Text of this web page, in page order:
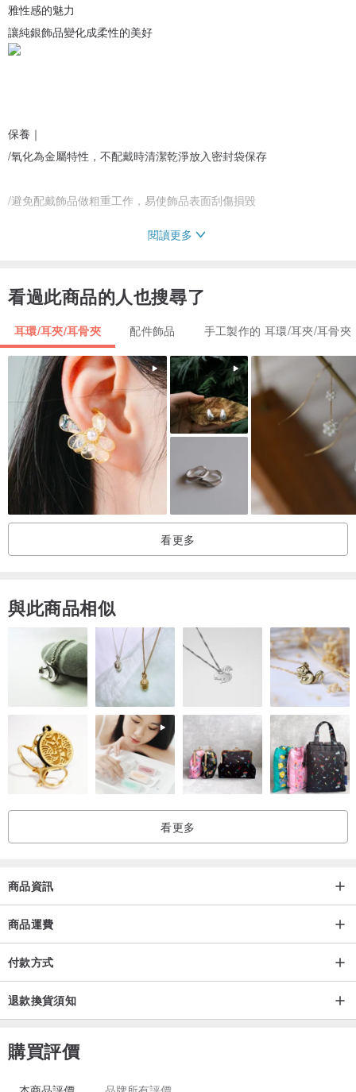
雅性感的魅力
讓純銀飾品變化成柔性的美好
保養｜
/氧化為金屬特性，不配戴時清潔乾淨放入密封袋保存
/避免配戴飾品做粗重工作，易使飾品表面刮傷損毀
/勿接觸香水、醋、果汁、漂白劑，減少侵蝕現象的發生
/純銀飾品使用拭銀布擦拭，電鍍飾品則使用軟布
閱讀更多
看過此商品的人也搜尋了
耳環/耳夾/耳骨夾 配件飾品 手工製作的 耳環/耳夾/耳骨夾
看更多
與此商品相似
看更多
商品資訊
商品運費
付款方式
退款換貨須知
購買評價